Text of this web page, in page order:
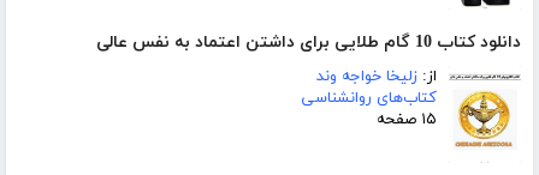
دانلود کتاب 10 گام طلایی برای داشتن اعتماد به نفس عالی
از: زلیخا خواجه وند
کتاب‌های روانشناسی
۱۵ صفحه